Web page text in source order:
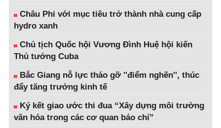
Châu Phi với mục tiêu trở thành nhà cung cấp
hydro xanh
Chủ tịch Quốc hội Vương Đình Huệ hội kiến
Thủ tướng Cuba
Bắc Giang nỗ lực tháo gỡ ''điểm nghẽn'', thúc
đẩy tăng trưởng kinh tế
Ký kết giao ước thi đua “Xây dựng môi trường
văn hóa trong các cơ quan báo chí”